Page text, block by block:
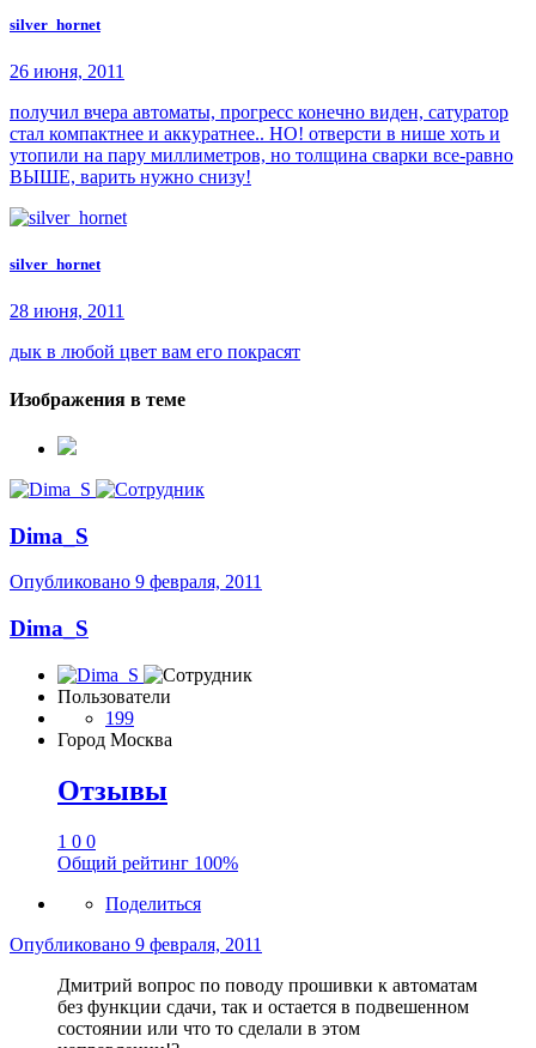
silver_hornet
26 июня, 2011
получил вчера автоматы, прогресс конечно виден, сатуратор
стал компактнее и аккуратнее.. НО! отверсти в нише хоть и
утопили на пару миллиметров, но толщина сварки все-равно
ВЫШЕ, варить нужно снизу!
silver_hornet
28 июня, 2011
дык в любой цвет вам его покрасят
Изображения в теме
Dima_S
Опубликовано 9 февраля, 2011
Dima_S
Пользователи
199
Город Москва
Отзывы
1 0 0
Общий рейтинг 100%
Поделиться
Опубликовано 9 февраля, 2011
Дмитрий вопрос по поводу прошивки к автоматам
без функции сдачи, так и остается в подвешенном
состоянии или что то сделали в этом